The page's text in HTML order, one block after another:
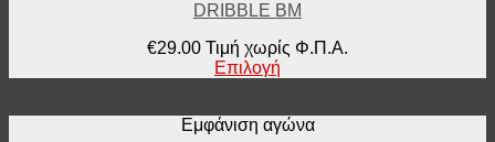
DRIBBLE BM
€29.00 Τιμή χωρίς Φ.Π.Α.
Επιλογή
Εμφάνιση αγώνα